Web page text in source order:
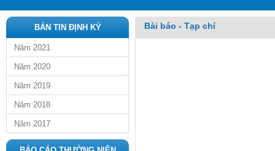
BẢN TIN ĐỊNH KỲ
Năm 2021
Năm 2020
Năm 2019
Năm 2018
Năm 2017
Bài báo - Tạp chí